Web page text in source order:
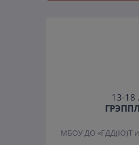
13-18
МБОУ ДО «ГДД(Ю)Т